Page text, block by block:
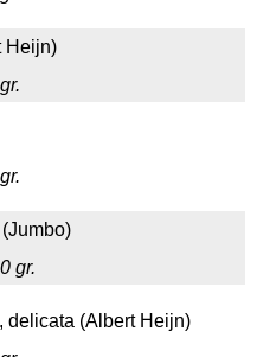
Heijn)
gr.
delicata (Albert Heijn)